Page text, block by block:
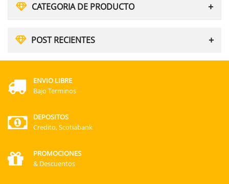
CATEGORIA DE PRODUCTO
POST RECIENTES
ENVIO LIBRE
Bajo Terminos
DEPOSITOS
Credito, Scotiabank
PROMOCIONES
& Descuentos